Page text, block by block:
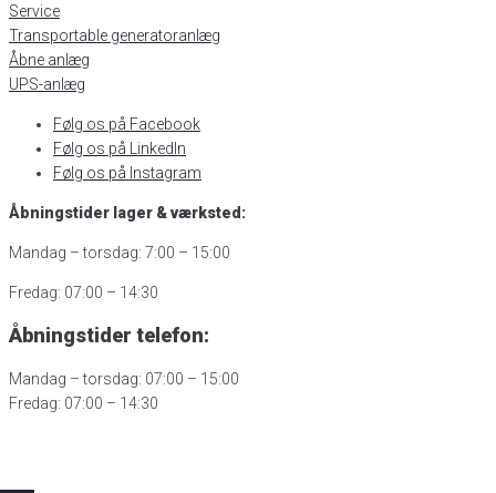
Service
Transportable generatoranlæg
Åbne anlæg
UPS-anlæg
Følg os på Facebook
Følg os på LinkedIn
Følg os på Instagram
Åbningstider lager & værksted:
Mandag – torsdag: 7:00 – 15:00
Fredag: 07:00 – 14:30
Åbningstider telefon:
Mandag – torsdag: 07:00 – 15:00
Fredag: 07:00 – 14:30